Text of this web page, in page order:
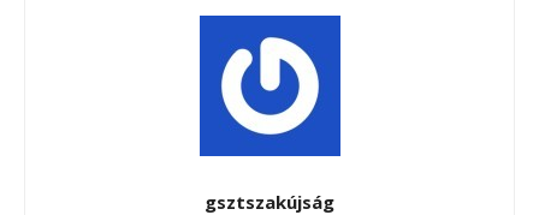
gsztszakújság